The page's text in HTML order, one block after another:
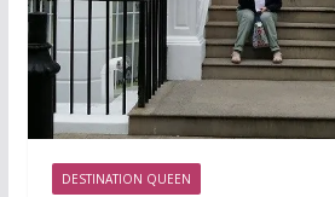
DESTINATION QUEEN